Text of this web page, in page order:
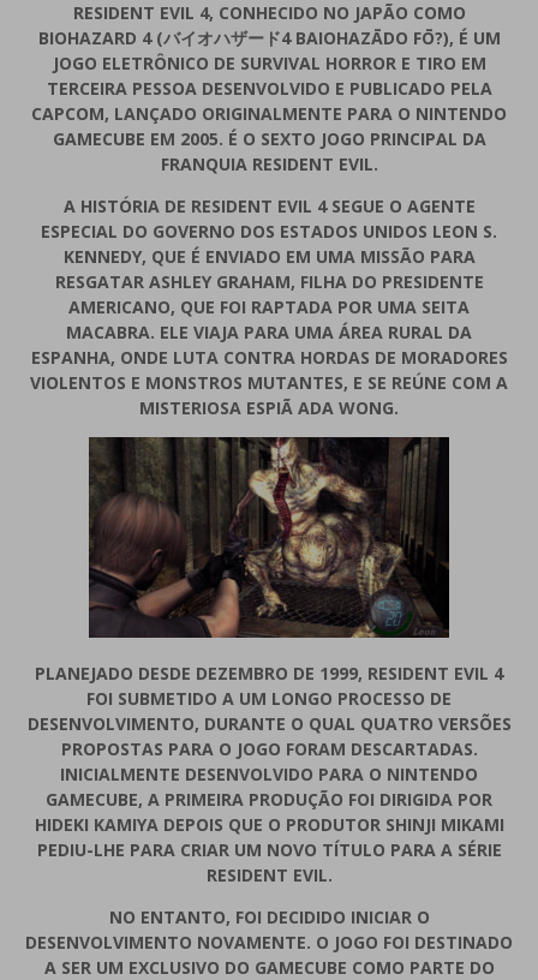
RESIDENT EVIL 4, CONHECIDO NO JAPÃO COMO
BIOHAZARD 4 (バイオハザード4 BAIOHAZĀDO FŌ?), É UM
JOGO ELETRÔNICO DE SURVIVAL HORROR E TIRO EM
TERCEIRA PESSOA DESENVOLVIDO E PUBLICADO PELA
CAPCOM, LANÇADO ORIGINALMENTE PARA O NINTENDO
GAMECUBE EM 2005. É O SEXTO JOGO PRINCIPAL DA
FRANQUIA RESIDENT EVIL.
A HISTÓRIA DE RESIDENT EVIL 4 SEGUE O AGENTE
ESPECIAL DO GOVERNO DOS ESTADOS UNIDOS LEON S.
KENNEDY, QUE É ENVIADO EM UMA MISSÃO PARA
RESGATAR ASHLEY GRAHAM, FILHA DO PRESIDENTE
AMERICANO, QUE FOI RAPTADA POR UMA SEITA
MACABRA. ELE VIAJA PARA UMA ÁREA RURAL DA
ESPANHA, ONDE LUTA CONTRA HORDAS DE MORADORES
VIOLENTOS E MONSTROS MUTANTES, E SE REÚNE COM A
MISTERIOSA ESPIÃ ADA WONG.
PLANEJADO DESDE DEZEMBRO DE 1999, RESIDENT EVIL 4
FOI SUBMETIDO A UM LONGO PROCESSO DE
DESENVOLVIMENTO, DURANTE O QUAL QUATRO VERSÕES
PROPOSTAS PARA O JOGO FORAM DESCARTADAS.
INICIALMENTE DESENVOLVIDO PARA O NINTENDO
GAMECUBE, A PRIMEIRA PRODUÇÃO FOI DIRIGIDA POR
HIDEKI KAMIYA DEPOIS QUE O PRODUTOR SHINJI MIKAMI
PEDIU-LHE PARA CRIAR UM NOVO TÍTULO PARA A SÉRIE
RESIDENT EVIL.
NO ENTANTO, FOI DECIDIDO INICIAR O
DESENVOLVIMENTO NOVAMENTE. O JOGO FOI DESTINADO
A SER UM EXCLUSIVO DO GAMECUBE COMO PARTE DO